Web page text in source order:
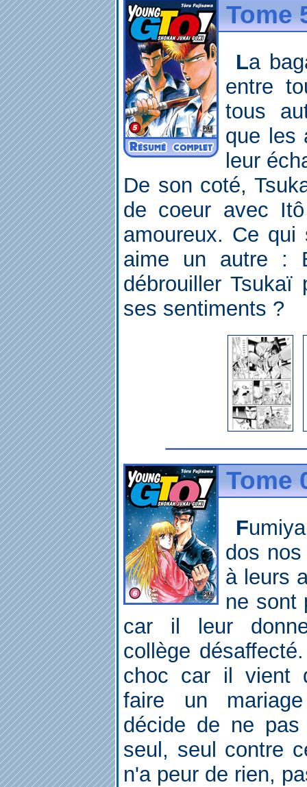
Tome
La bagarre pour la fille fait rage
entre
tous
que les
leur
De son coté,
de coeur avec
amoureux. Ce
aime un autre :
débrouiller Tsukaï
ses sentiments ?
Tome
Fumiya fait tout pour se mettre à
dos
à leurs
ne sont
car il leur
collège
choc car il vient
faire un
décide de ne
seul, seul contre
n'a peur de rien,